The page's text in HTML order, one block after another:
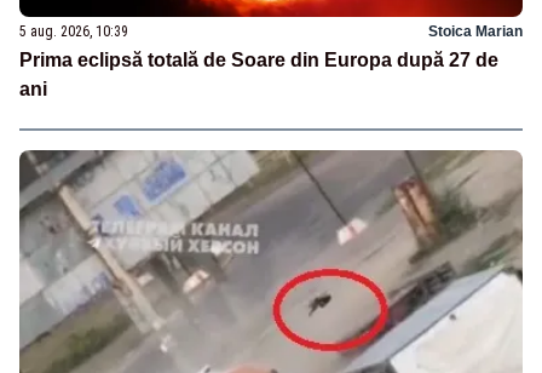
5 aug. 2026, 10:39 Stoica Marian
Prima eclipsă totală de Soare din Europa după 27 de
ani